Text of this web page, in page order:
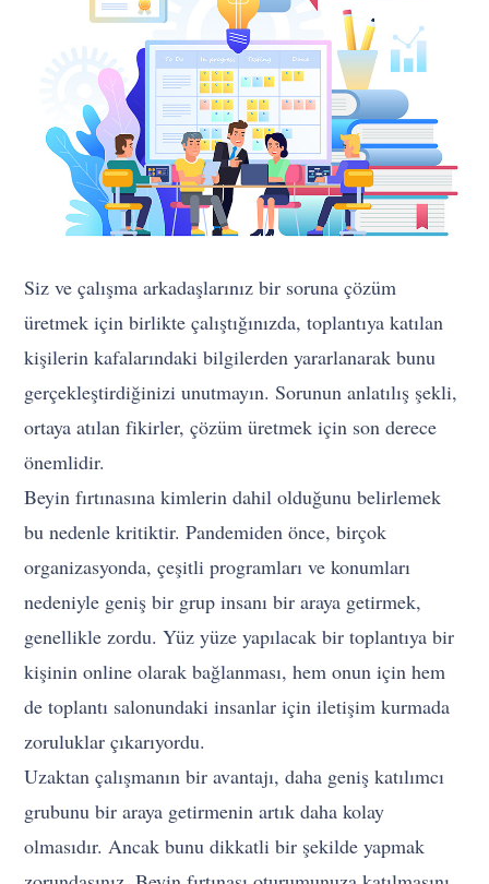
Siz ve çalışma arkadaşlarınız bir soruna çözüm
üretmek için birlikte çalıştığınızda, toplantıya katılan
kişilerin kafalarındaki bilgilerden yararlanarak bunu
gerçekleştirdiğinizi unutmayın. Sorunun anlatılış şekli,
ortaya atılan fikirler, çözüm üretmek için son derece
önemlidir.
Beyin fırtınasına kimlerin dahil olduğunu belirlemek
bu nedenle kritiktir. Pandemiden önce, birçok
organizasyonda, çeşitli programları ve konumları
nedeniyle geniş bir grup insanı bir araya getirmek,
genellikle zordu. Yüz yüze yapılacak bir toplantıya bir
kişinin online olarak bağlanması, hem onun için hem
de toplantı salonundaki insanlar için iletişim kurmada
zoruluklar çıkarıyordu.
Uzaktan çalışmanın bir avantajı, daha geniş katılımcı
grubunu bir araya getirmenin artık daha kolay
olmasıdır. Ancak bunu dikkatli bir şekilde yapmak